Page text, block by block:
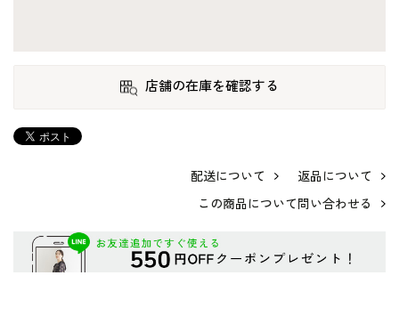
店舗の在庫を確認する
配送について
返品について
この商品について問い合わせる